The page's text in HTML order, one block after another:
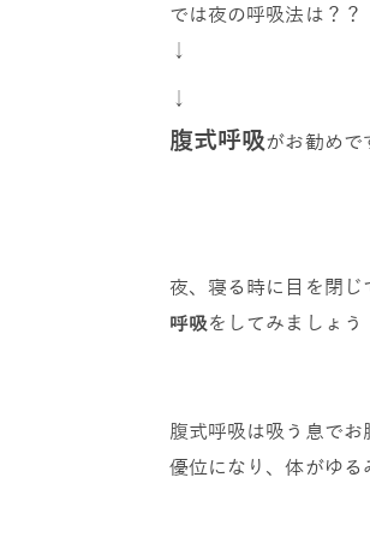
では夜の呼吸法は？？
↓
↓
腹式呼吸がお勧めで
夜、寝る時に目を閉
呼吸をしてみましょう
腹式呼吸は吸う息で
優位になり、体がゆる